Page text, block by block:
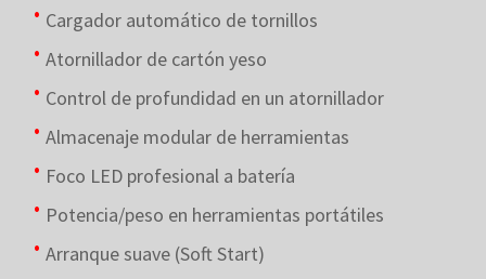
Cargador automático de tornillos
Atornillador de cartón yeso
Control de profundidad en un atornillador
Almacenaje modular de herramientas
Foco LED profesional a batería
Potencia/peso en herramientas portátiles
Arranque suave (Soft Start)